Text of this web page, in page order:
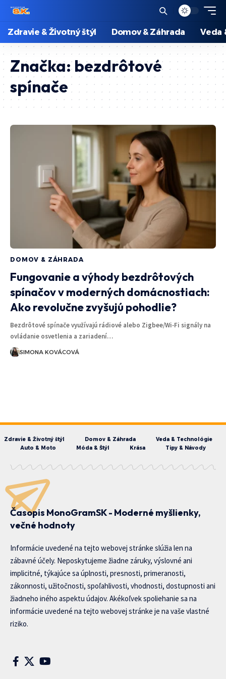
Zdravie & Životný štýl Domov & Záhrada Veda
Značka:bezdrôtové
spínače
DOMOV & ZÁHRADA
Fungovanie a výhody bezdrôtových
spínačov v moderných domácnostiach:
Ako revolučne zvyšujú pohodlie?
Bezdrôtové spínače využívajú rádiové alebo Zigbee/Wi‑Fi signály na
ovládanie osvetlenia a zariadení…
SIMONA KOVÁCOVÁ
Zdravie & Životný štýl Domov & Záhrada
Veda & Technológie
Auto & Moto
Móda & Štýl Krása Tipy & Návody
Časopis MonoGramSK - Moderné myšlienky,
večné hodnoty
Informácie uvedené na tejto webovej stránke slúžia len na
zábavné účely. Neposkytujeme žiadne záruky, výslovné ani
implicitné, týkajúce sa úplnosti, presnosti, primeranosti,
zákonnosti, užitočnosti, spoľahlivosti, vhodnosti, dostupnosti ani
žiadneho iného aspektu údajov. Akékoľvek spoliehanie sa na
informácie uvedené na tejto webovej stránke je na vaše vlastné
riziko.